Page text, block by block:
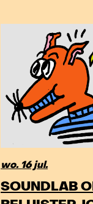
wo. 16 jul.
SOUNDLAB